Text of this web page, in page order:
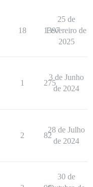
18 1397
25 de
Fevereiro de
2025
1 275
3 de Junho
de 2024
2 82
28 de Julho
de 2024
30 de